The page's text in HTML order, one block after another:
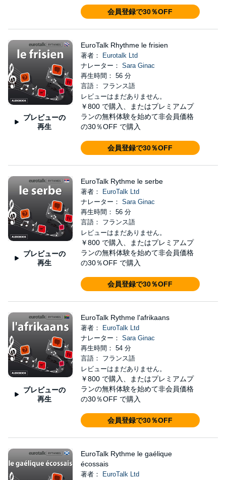
会員登録で30％OFF
プレビューの
再生
EuroTalk Rhythme le frisien
著者：
Eurotalk Ltd
ナレーター： Sara Ginac
再生時間： 56 分
言語： フランス語
レビューはまだありません。
￥800 で購入、またはプレミアムプ
ランの無料体験を始めて非会員価格
の30％OFF で購入
会員登録で30％OFF
プレビューの
再生
EuroTalk Rythme le serbe
著者：
EuroTalk Ltd
ナレーター： Sara Ginac
再生時間： 56 分
言語： フランス語
レビューはまだありません。
￥800 で購入、またはプレミアムプ
ランの無料体験を始めて非会員価格
の30％OFF で購入
会員登録で30％OFF
プレビューの
再生
EuroTalk Rythme l'afrikaans
著者：
EuroTalk Ltd
ナレーター： Sara Ginac
再生時間： 54 分
言語： フランス語
レビューはまだありません。
￥800 で購入、またはプレミアムプ
ランの無料体験を始めて非会員価格
の30％OFF で購入
会員登録で30％OFF
EuroTalk Rythme le gaélique
écossais
著者：
EuroTalk Ltd